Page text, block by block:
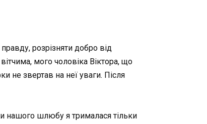
розрізняти добро від
мого чоловіка Віктора, що
не звертав на неї уваги. Після
нашого шлюбу я трималася тільки